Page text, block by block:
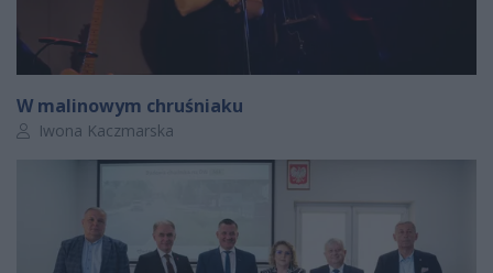
W malinowym chruśniaku
Autor artykułu:
Iwona Kaczmarska